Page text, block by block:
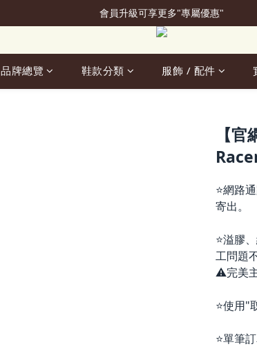
加入會員立即贈50元購物金
會員升級可享更多"專屬優惠"
加入會員立即贈50元購物金
品牌總覽 鞋款分類 服飾 / 配件
【
⭐網路
寄出。
⭐溢膠
工問題
⚠️完美
⭐使用"
⭐單筆